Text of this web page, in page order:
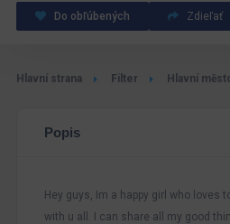
Do obľúbených Zdieľať
Hlavní strana Filter Hlavní
Popis
Hey guys, Im a happy girl who loves
with u all. I can share all my good